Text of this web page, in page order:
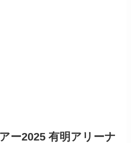
ー2025 有明アリーナ